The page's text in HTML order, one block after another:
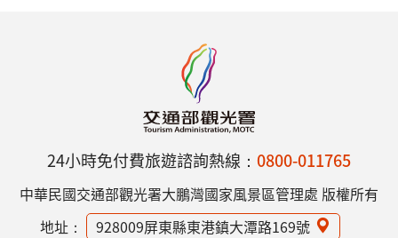
24小時免付費旅遊諮詢熱線： 0800-011765
中華民國交通部觀光署大鵬灣國家風景區管理處 版權所有
地址：
928009屏東縣東港鎮大潭路169號